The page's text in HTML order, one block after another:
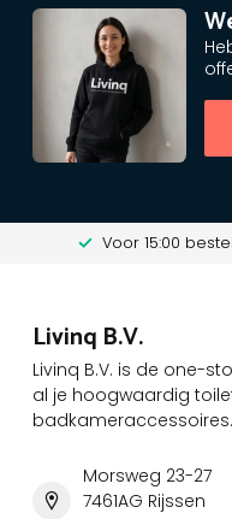
Voor 15:00
Livinq B.V.
Livinq B.V. is de one-
al je hoogwaardig
badkameraccessoires.
Morsweg 23-27
7461AG Rijssen